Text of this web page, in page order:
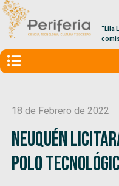
“Lila
18 de Febrero de 2022
Neuquén
Polo